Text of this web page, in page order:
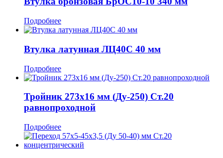
Подробнее
Втулка латунная ЛЦ40С 40 мм
Подробнее
Тройник 273x16 мм (Ду-250) Ст.20
равнопроходной
Подробнее